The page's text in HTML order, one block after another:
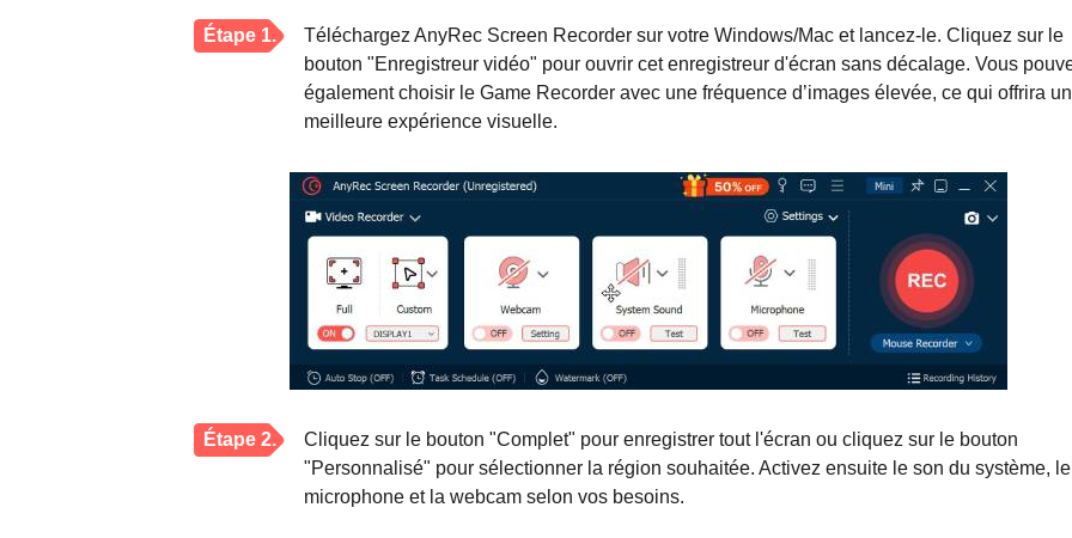
Étape 1.
Téléchargez AnyRec Screen Recorder sur votre Windows/Mac et lancez-le. Cliquez sur le
bouton "Enregistreur vidéo" pour ouvrir cet enregistreur d'écran sans décalage. Vous
également choisir le Game Recorder avec une fréquence d’images élevée, ce qui offrira
meilleure expérience visuelle.
Étape 2.
Cliquez sur le bouton "Complet" pour enregistrer tout l'écran ou cliquez sur le bouton
"Personnalisé" pour sélectionner la région souhaitée. Activez ensuite le son du système, le
microphone et la webcam selon vos besoins.